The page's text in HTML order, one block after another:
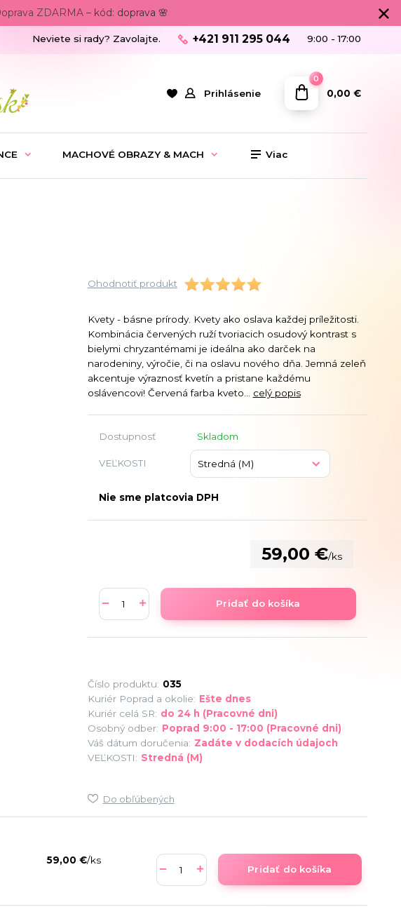
ZDARMA – kód: doprava 🌸
Prihlásenie
Neviete si rady? Zavolajte. +421 911 295 044 9:00 - 17:00
0
0,00 €
MACHOVÉ OBRAZY & MACH Viac
Ohodnotiť produkt
Kvety - básne prírody. Kvety ako oslava každej príležitosti.
Kombinácia červených ruží tvoriacich osudový kontrast s
bielymi chryzantémami je ideálna ako darček na
narodeniny, výročie, či na oslavu nového dňa. Jemná zeleň
akcentuje výraznosť kvetín a pristane každému
oslávencovi! Červená farba kveto... celý popis
Dostupnosť Skladom
VEĽKOSTI
Nie sme platcovia DPH
59,00 €/ks
Pridať do košíka
Číslo produktu: 035
Kuriér Poprad a okolie: Ešte dnes
Kuriér celá SR: do 24 h (Pracovné dni)
Osobný odber: Poprad 9:00 - 17:00 (Pracovné dni)
Váš dátum doručenia: Zadáte v dodacích údajoch
VEĽKOSTI: Stredná (M)
Do obľúbených
59,00 €/ks
Pridať do košíka